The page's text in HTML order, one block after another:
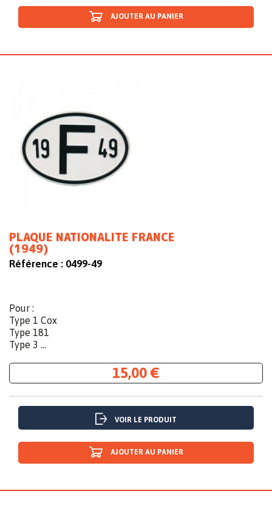
AJOUTER AU PANIER
PLAQUE NATIONALITE FRANCE
(1949)
Référence : 0499-49
Pour :
Type 1 Cox
Type 181
Type 3 ...
15,00 €
VOIR LE PRODUIT
AJOUTER AU PANIER